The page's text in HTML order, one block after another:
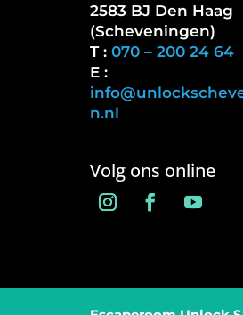
2583 BJ Den Haag
(Scheveningen)
T : 070 – 200 24 64
E :
n.nl
Volg ons online